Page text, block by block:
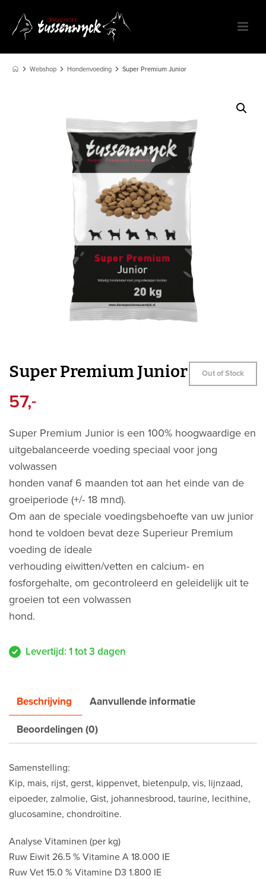
Webshop Hondenvoeding Super Premium Junior
Out of Stock
Super Premium Junior
57,-
Super Premium Junior is een 100% hoogwaardige en
uitgebalanceerde voeding speciaal voor jong
volwassen
honden vanaf 6 maanden tot aan het einde van de
groeiperiode (+/- 18 mnd).
Om aan de speciale voedingsbehoefte van uw junior
hond te voldoen bevat deze Superieur Premium
voeding de ideale
verhouding eiwitten/vetten en calcium- en
fosforgehalte, om gecontroleerd en geleidelijk uit te
groeien tot een volwassen
hond.
Levertijd: 1 tot 3 dagen
Beschrijving Aanvullende informatie
Beoordelingen (0)
Samenstelling:
Kip, mais, rijst, gerst, kippenvet, bietenpulp, vis, lijnzaad,
eipoeder, zalmolie, Gist, johannesbrood, taurine, lecithine,
glucosamine, chondroïtine.
Analyse Vitaminen (per kg)
Ruw Eiwit 26.5 % Vitamine A 18.000 IE
Ruw Vet 15.0 % Vitamine D3 1.800 IE